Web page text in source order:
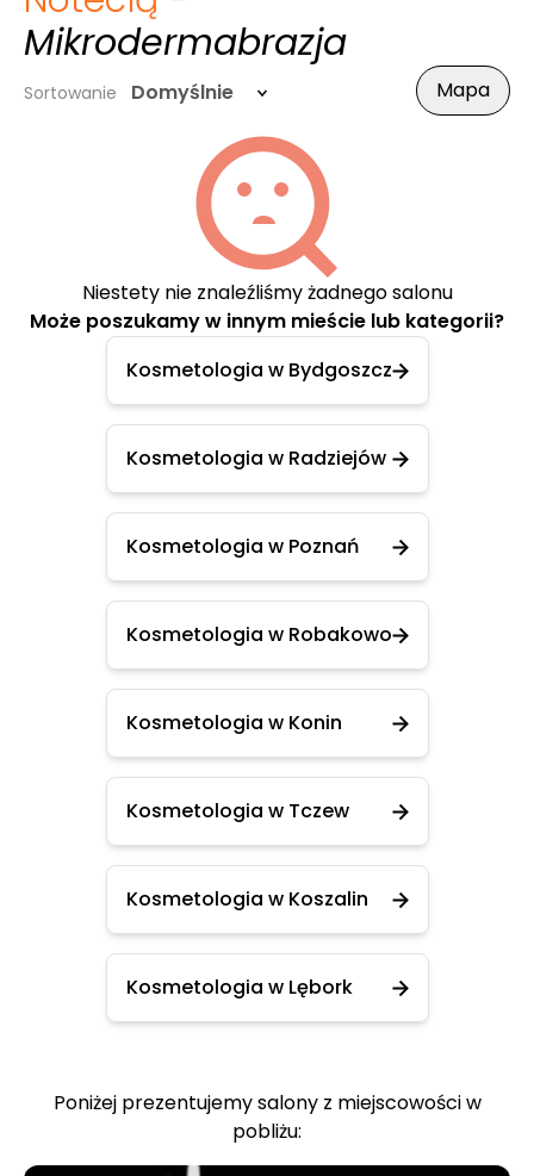
Mikrodermabrazja
Sortowanie Domyślnie Mapa
Niestety nie znaleźliśmy żadnego salonu
Może poszukamy w innym mieście lub kategorii?
Kosmetologia w Bydgoszcz
Kosmetologia w Radziejów
Kosmetologia w Poznań
Kosmetologia w Robakowo
Kosmetologia w Konin
Kosmetologia w Tczew
Kosmetologia w Koszalin
Kosmetologia w Lębork
Poniżej prezentujemy salony z miejscowości w
pobliżu: